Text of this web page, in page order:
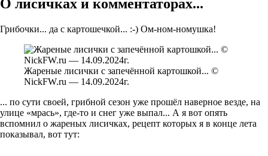
О лисичках и комментаторах...
Грибочки... да с картошечкой... :-) Ом-ном-номушка!
Жареные лисички с запечённой картошкой... ©
NickFW.ru — 14.09.2024г.
... по сути своей, грибной сезон уже прошёл наверное везде, на
улице «мрась», где-то и снег уже выпал... А я вот опять
вспомнил о жареных лисичках, рецепт которых я в конце лета
показывал, вот тут: